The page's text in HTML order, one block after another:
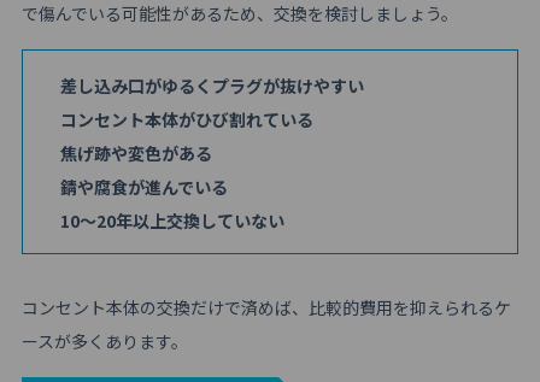
で傷んでいる可能性があるため、交換を検討しましょう。
差し込み口がゆるくプラグが抜けやすい
コンセント本体がひび割れている
焦げ跡や変色がある
錆や腐食が進んでいる
10～20年以上交換していない
コンセント本体の交換だけで済めば、比較的費用を抑えられるケ
ースが多くあります。